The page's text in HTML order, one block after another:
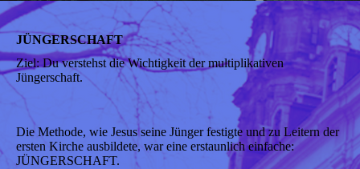
JÜNGERSCHAFT
Ziel: Du verstehst die Wichtigkeit der multiplikativen
Jüngerschaft.
Die Methode, wie Jesus seine Jünger festigte und zu Leitern der
ersten Kirche ausbildete, war eine erstaunlich einfache:
JÜNGERSCHAFT.